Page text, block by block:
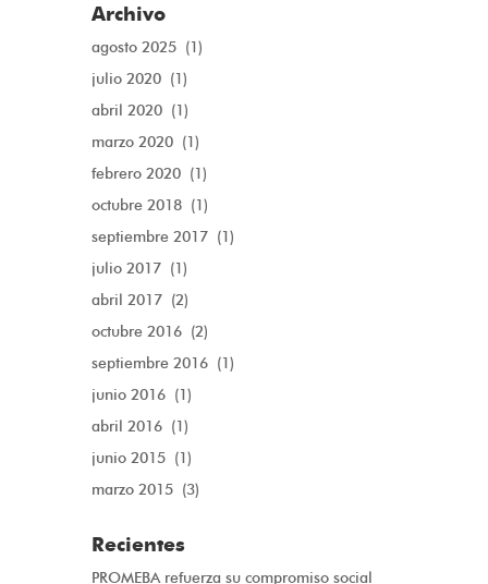
Archivo
agosto 2025 (1)
julio 2020 (1)
abril 2020 (1)
marzo 2020 (1)
febrero 2020 (1)
octubre 2018 (1)
septiembre 2017 (1)
julio 2017 (1)
abril 2017 (2)
octubre 2016 (2)
septiembre 2016 (1)
junio 2016 (1)
abril 2016 (1)
junio 2015 (1)
marzo 2015 (3)
Recientes
PROMEBA refuerza su compromiso social